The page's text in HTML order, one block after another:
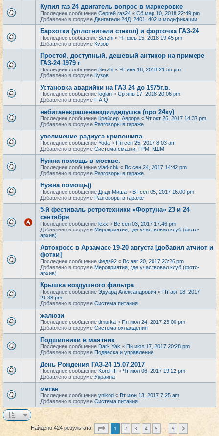
Купил газ 24 двигатель вопрос в маркеровке
Последнее сообщение Сергей газ24 « Сб мар 10, 2018 22:49 pm
Добавлено в форуме Двигатели 24Д; 2401; 402 и модификации
Бархотки (уплотнители стекол) и форточка ГАЗ-24
Последнее сообщение Serzhi « Чт фев 15, 2018 19:45 pm
Добавлено в форуме Кузов
Простой, доступный, дешевый антикор на примере
ГАЗ-24 1979 г
Последнее сообщение Serzhi « Чт янв 18, 2018 21:55 pm
Добавлено в форуме Кузов
Установка аварийки на ГАЗ 24 до 1975г.в.
Последнее сообщение loglan « Ср янв 17, 2018 20:06 pm
Добавлено в форуме F.A.Q.
небитанекрашенаездилдедушка (про 24ку)
Последнее сообщение Крейсер_Аврора « Чт окт 26, 2017 14:37 pm
Добавлено в форуме Разговоры в гараже
увеличение радиуса кривошипа
Последнее сообщение Yoda « Пн сен 25, 2017 8:03 am
Добавлено в форуме Система смазки, ГРМ, КШМ
Нужна помощь в москве.
Последнее сообщение vlad-chk « Вс сен 24, 2017 14:42 pm
Добавлено в форуме Разговоры в гараже
Нужна помощь))
Последнее сообщение Дядя Миша « Вт сен 05, 2017 16:00 pm
Добавлено в форуме Разговоры в гараже
5-й фестиваль ретротехники «Фортуна» 23 и 24
сентября
Последнее сообщение lexx « Вс сен 03, 2017 17:46 pm
Добавлено в форуме Мероприятия, где участвовал клуб (фото-
архив)
Автокросс в Арзамасе 19-20 августа [добавил атчиот и
фотки]
Последнее сообщение Федя92 « Вс авг 20, 2017 23:26 pm
Добавлено в форуме Мероприятия, где участвовал клуб (фото-
архив)
Крышка воздушного фильтра
Последнее сообщение Эдуард Александрович « Пт авг 18, 2017
21:38 pm
Добавлено в форуме Система питания
жалюзи
Последнее сообщение timurka « Пн июл 24, 2017 23:00 pm
Добавлено в форуме Система охлаждения
Подшипники в маятник
Последнее сообщение Dark Yak « Пн июл 17, 2017 20:28 pm
Добавлено в форуме Подвеска и управление
День Рождения ГАЗ-24 15.07.2017
Последнее сообщение Korol-III « Чт июл 06, 2017 19:22 pm
Добавлено в форуме Украина
метан
Последнее сообщение ynikod « Вт июн 13, 2017 7:25 am
Добавлено в форуме Система питания
Найдено 424 результата Страница из
1 2 3 4 5 9